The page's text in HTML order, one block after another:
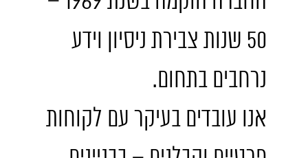
50 שנות צבירת ניסיון וידע
נרחבים בתחום.
אנו עובדים בעיקר עם לקוחות